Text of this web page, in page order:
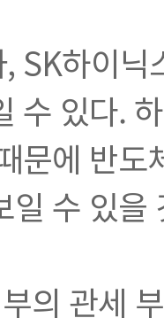
SK하이
수 있다.
문에 반
일 수 있
의 관세